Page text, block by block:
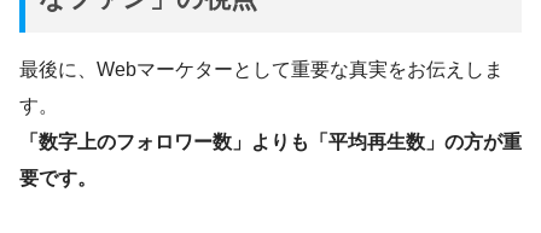
最後に、Webマーケターとして重要な真実をお伝えしま
す。
「数字上のフォロワー数」よりも「平均再生数」の方が重
要です。